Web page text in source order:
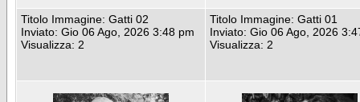
Titolo Immagine: Gatti 02
Inviato: Gio 06 Ago, 2026 3:48 pm
Visualizza: 2
Titolo Immagine: Gatti 01
Inviato: Gio 06 Ago, 2026
Visualizza: 2